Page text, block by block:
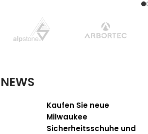
NEWS
Kaufen Sie neue
Milwaukee
Sicherheitsschuhe und